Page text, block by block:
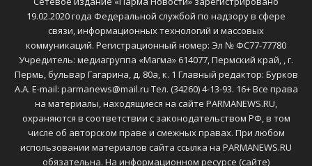
19.02.2020 года Федеральной службой по надзору в сфере
связи, информационных технологий и массовых
коммуникаций. Регистрационный номер: Эл № ФС77-77780
Учредитель: медиагруппа «Магма» 614077, Пермский край, , г.
Пермь, бульвар Гагарина, д. 80а, к. 1 Главный редактор: Бурков
А.А. E-mail: parmanews@mail.ru Тел. (34260) 4-13-93. 16+ Все права
на материалы, находящиеся на сайте PARMANEWS.RU,
охраняются в соответствии с законодательством РФ, в том
числе об авторском праве и смежных правах. При любом
использовании материалов сайта ссылка на PARMANEWS.RU
обязательна. На информационном ресурсе (сайте)